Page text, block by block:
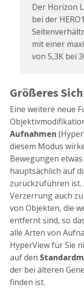
Der Horizon
bei der
mit einer
von 5,3K bei
Größeres
Eine weitere neue
Aufnahmen
diesem Modus
Bewegungen
hauptsächlich auf
zurückzuführen
Verzerrung auch
von Objekten, die
entfernt sind, so
alle Arten von
HyperView für Sie
auf den
der bei älteren
finden ist.